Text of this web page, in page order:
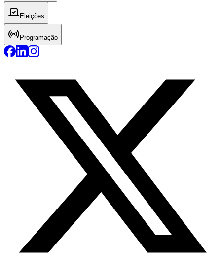
Eleições
Programação